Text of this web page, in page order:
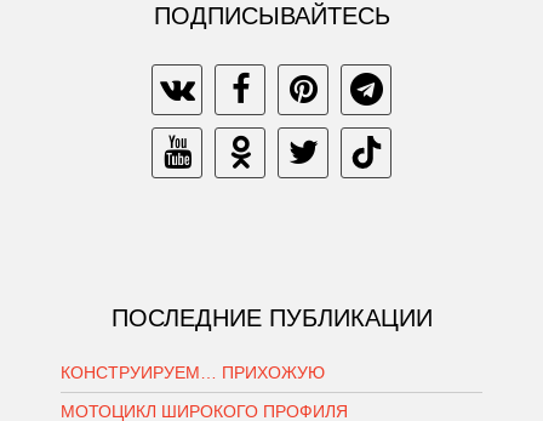
ПОДПИСЫВАЙТЕСЬ
ПОСЛЕДНИЕ ПУБЛИКАЦИИ
КОНСТРУИРУЕМ… ПРИХОЖУЮ
МОТОЦИКЛ ШИРОКОГО ПРОФИЛЯ